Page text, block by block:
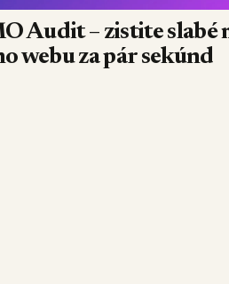
Audit – zistite slabé
webu za pár sekúnd